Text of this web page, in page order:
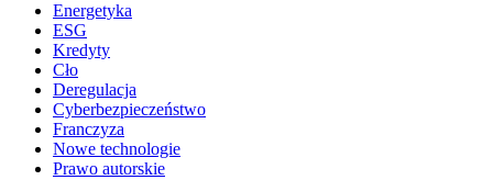
Energetyka
ESG
Kredyty
Cło
Deregulacja
Cyberbezpieczeństwo
Franczyza
Nowe technologie
Prawo autorskie